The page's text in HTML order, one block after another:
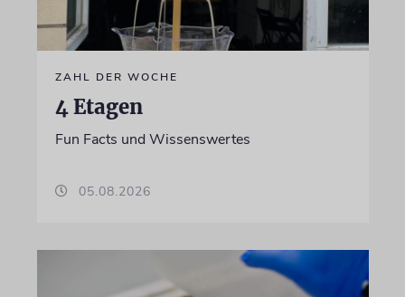
ZAHL DER WOCHE
4 Etagen
Fun Facts und Wissenswertes
05.08.2026